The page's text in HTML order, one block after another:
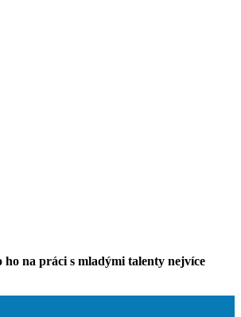
na práci s mladými talenty nejvíce